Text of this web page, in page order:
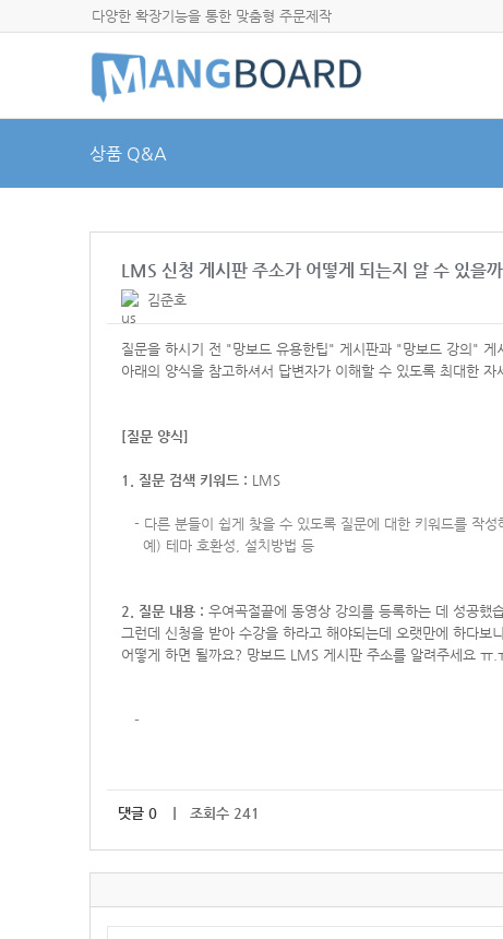
다양한 확장기능을 통한 맞춤형 주문제작
상품 Q&A
LMS 신청 게시판 주소가 어떻게 되는지 알 수 있을
김준호
질문을 하시기 전 "망보드 유용한팁" 게시판과 "망보드 강의" 게
아래의 양식을 참고하셔서 답변자가 이해할 수 있도록 최대한 자
[질문 양식]
1. 질문 검색 키워드 : LMS
- 다른 분들이 쉽게 찾을 수 있도록 질문에 대한 키워드를 작성
예) 테마 호환성, 설치방법 등
2. 질문 내용 : 우여곡절끝에 동영상 강의를 등록하는 데 성공했
그런데 신청을 받아 수강을 하라고 해야되는데 오랫만에 하다보
어떻게 하면 될까요? 망보드 LMS 게시판 주소를 알려주세요 ㅠ.
-
댓글 0 ｜ 조회수 241